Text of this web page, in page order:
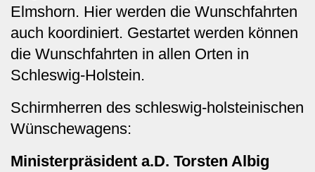
Elmshorn. Hier werden die Wunschfahrten
auch koordiniert. Gestartet werden können
die Wunschfahrten in allen Orten in
Schleswig-Holstein.
Schirmherren des schleswig-holsteinischen
Wünschewagens:
Ministerpräsident a.D. Torsten Albig